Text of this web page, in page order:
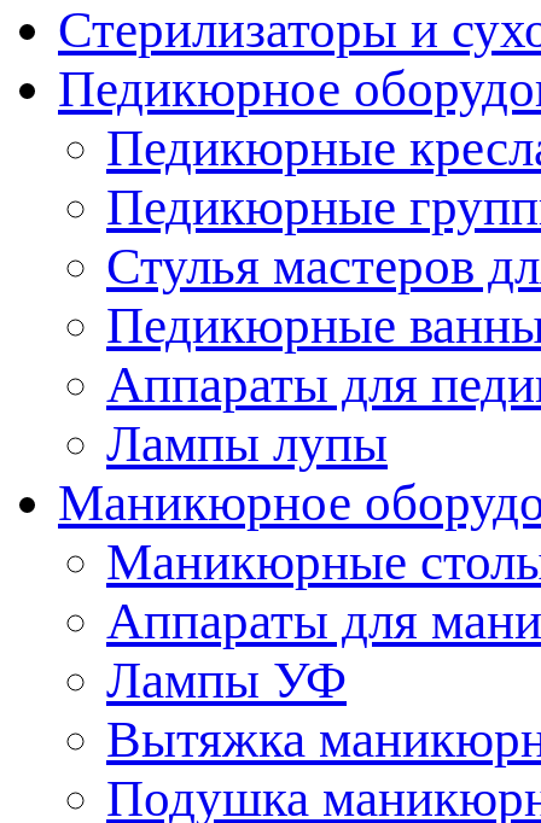
Стерилизаторы и
Педикюрное
Педикюрные
Педикюрные
Стулья мастеров
Педикюрные
Аппараты для
Лампы лупы
Маникюрное
Маникюрные
Аппараты для
Лампы УФ
Вытяжка
Подушка